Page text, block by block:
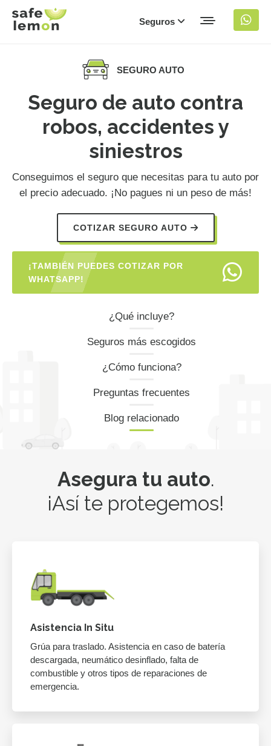
Seguros
SEGURO AUTO
Seguro de auto contra
robos, accidentes y
siniestros
Conseguimos el seguro que necesitas para tu auto por
el precio adecuado. ¡No pagues ni un peso de más!
COTIZAR SEGURO AUTO
¡TAMBIÉN PUEDES COTIZAR POR
WHATSAPP!
¿Qué incluye?
Seguros más escogidos
¿Cómo funciona?
Preguntas frecuentes
Blog relacionado
Asegura tu auto.
¡Así te protegemos!
Asistencia In Situ
Grúa para traslado. Asistencia en caso de batería
descargada, neumático desinflado, falta de
combustible y otros tipos de reparaciones de
emergencia.